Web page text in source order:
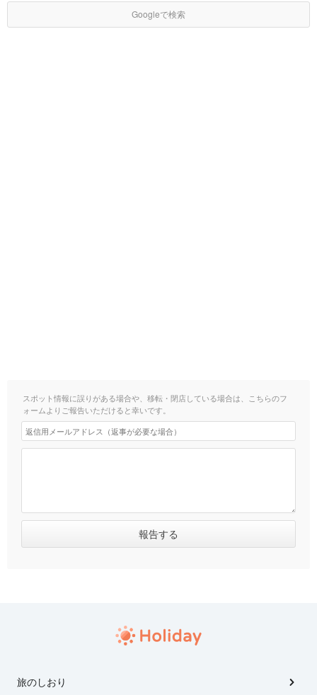
Googleで検索
スポット情報に誤りがある場合や、移転・閉店している場合は、こちらのフ
ォームよりご報告いただけると幸いです。
旅のしおり